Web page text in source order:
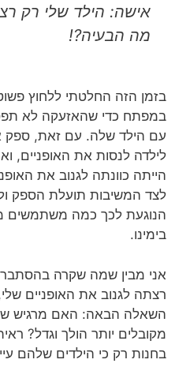
אישה: הילד שלי רק
מה הבעיה?!
בזמן הזה החלטתי ללחוץ
במפתח כדי שהאזעקה לא
עם הילד שלה. עם זאת,
לילדה לנסות את האופניים,
הייתה כוונתה לגנוב את
לצד המשיבות תועלת הספק
הנוגעת לכך כמה משתמשים
בימינו.
אני מבין שמה שקרה
רצתה לגנוב את האופניים
השאלה הבאה: האם מרגיש
מקובלים יותר הולך וגדל?
בחנות רק כי הילדים שלהם